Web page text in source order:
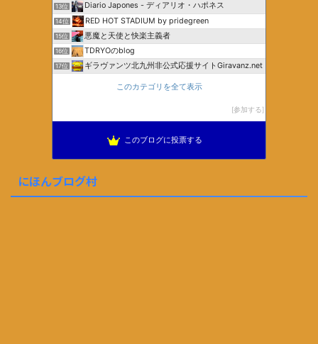
13位 Diario Japones - ディアリオ・ハポネス
14位 RED HOT STADIUM by pridegreen
15位 悪魔と天使と快楽主義者
16位 TDRYOのblog
17位 ギラヴァンツ北九州非公式応援サイトGiravanz.net
このカテゴリを全て表示
参加する
このブログに投票する
にほんブログ村